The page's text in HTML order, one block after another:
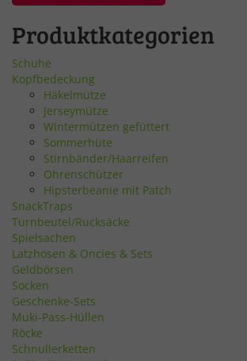
Produktkategorien
Schuhe
Kopfbedeckung
Häkelmütze
Jerseymütze
Wintermützen gefüttert
Sommerhüte
Stirnbänder/Haarreifen
Ohrenschützer
Hipsterbeanie mit Patch
SnackTraps
Turnbeutel/Rucksäcke
Spielsachen
Latzhosen & Oncies & Sets
Geldbörsen
Socken
Geschenke-Sets
Muki-Pass-Hüllen
Röcke
Schnullerketten